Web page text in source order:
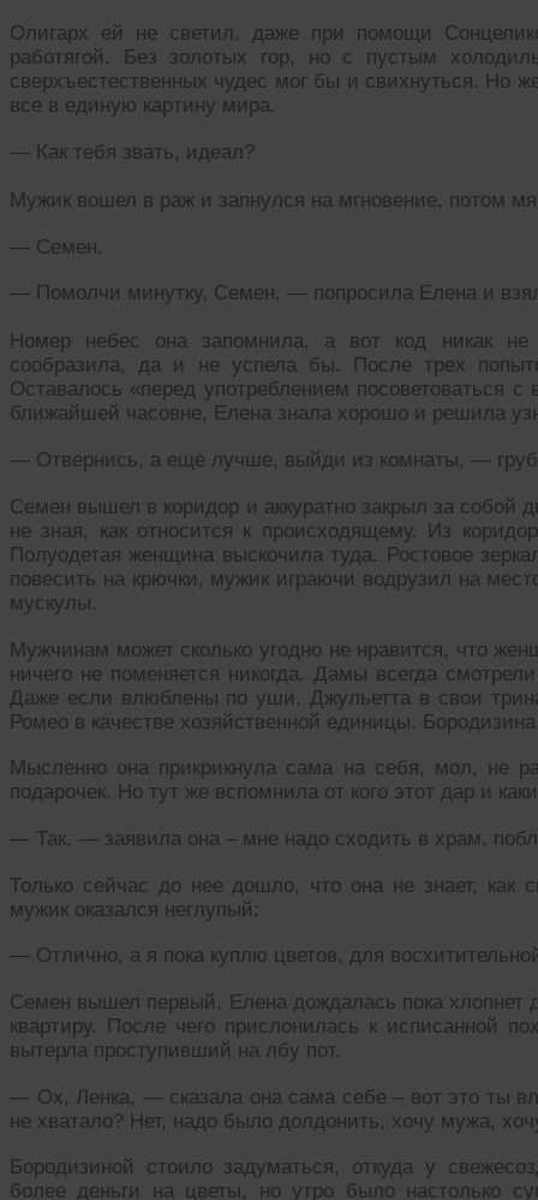
Олигарх ей не светил, даже при помощи
работягой. Без золотых гор, но с пустым
сверхъестественных чудес мог бы и свихнуться. Но
все в единую картину мира.
— Как тебя звать, идеал?
Мужик вошел в раж и запнулся на мгновение, потом
— Семен.
— Помолчи минутку, Семен, — попросила Елена и
Номер небес она запомнила, а вот код никак не
сообразила, да и не успела бы. После трех
Оставалось «перед употреблением
ближайшей часовне, Елена знала хорошо и решила
— Отвернись, а еще лучше, выйди из комнаты, —
Семен вышел в коридор и аккуратно закрыл за собой
не зная, как относится к происходящему. Из
Полуодетая женщина выскочила туда. Ростовое
повесить на крючки, мужик играючи водрузил на
мускулы.
Мужчинам может сколько угодно не нравится, что
ничего не поменяется никогда. Дамы всегда
Даже если влюблены по уши. Джульетта в свои
Ромео в качестве хозяйственной единицы.
Мысленно она прикрикнула сама на себя, мол, не
подарочек. Но тут же вспомнила от кого этот дар и
— Так, — заявила она – мне надо сходить в храм,
Только сейчас до нее дошло, что она не знает, как
мужик оказался неглупый:
— Отлично, а я пока куплю цветов, для
Семен вышел первый, Елена дождалась пока хлопнет
квартиру. После чего прислонилась к исписанной
вытерла проступивший на лбу пот.
— Ох, Ленка, — сказала она сама себе – вот это ты
не хватало? Нет, надо было долдонить, хочу мужа,
Бородизиной стоило задуматься, откуда у
более деньги на цветы, но утро было настолько